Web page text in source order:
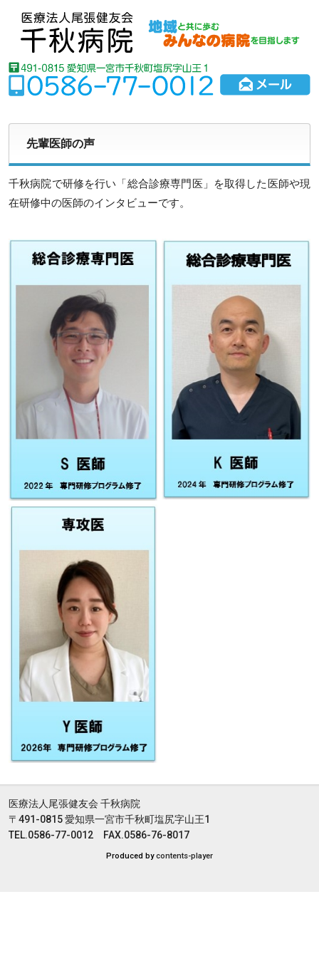
先輩医師の声
千秋病院で研修を行い「総合診療専門医」を取得した医師や現
在研修中の医師のインタビューです。
医療法人尾張健友会 千秋病院
〒491-0815 愛知県一宮市千秋町塩尻字山王1
TEL.0586-77-0012 FAX.0586-76-8017
Produced bycontents-player